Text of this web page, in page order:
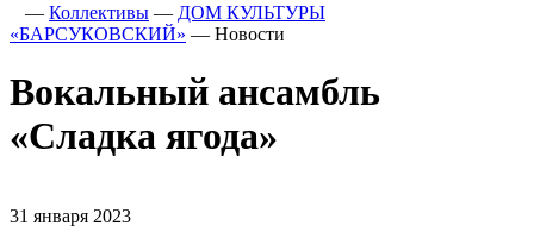
— Коллективы — ДОМ КУЛЬТУРЫ
«БАРСУКОВСКИЙ» — Новости
Вокальный ансамбль
«Сладка ягода»
31 января 2023